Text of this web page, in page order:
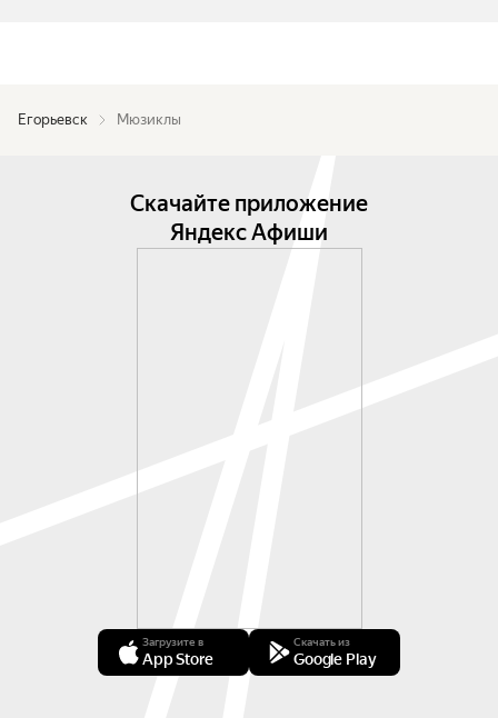
Егорьевск Мюзиклы
Скачайте приложение
Яндекс Афиши
Загрузите в
App Store
Скачать из
Google Play